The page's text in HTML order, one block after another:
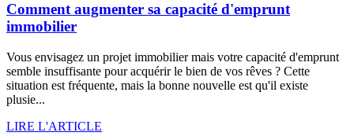
Comment augmenter sa capacité d'emprunt
immobilier
Vous envisagez un projet immobilier mais votre capacité d'emprunt
semble insuffisante pour acquérir le bien de vos rêves ? Cette
situation est fréquente, mais la bonne nouvelle est qu'il existe
plusie...
LIRE L'ARTICLE